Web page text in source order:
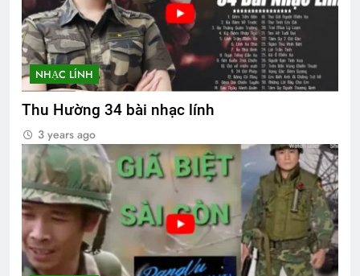
NHẠC LÍNH
Thu Hường 34 bài nhạc lính
3 years ago